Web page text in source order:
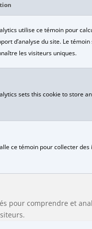
utilise ce témoin pour
d’analyse du site. Le
les visiteurs uniques.
sets this cookie to store
ce témoin pour collecter
pour comprendre et